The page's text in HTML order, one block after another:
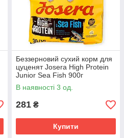
Беззерновий сухий корм для
цуценят Josera High Protein
Junior Sea Fish 900г
високоенергетичний раціон з
морською рибою, лососем
В наявності 3 од.
281 ₴
Купити